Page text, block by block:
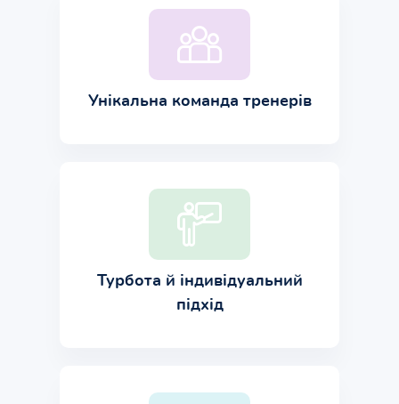
Унікальна команда тренерів
Турбота й індивідуальний
підхід